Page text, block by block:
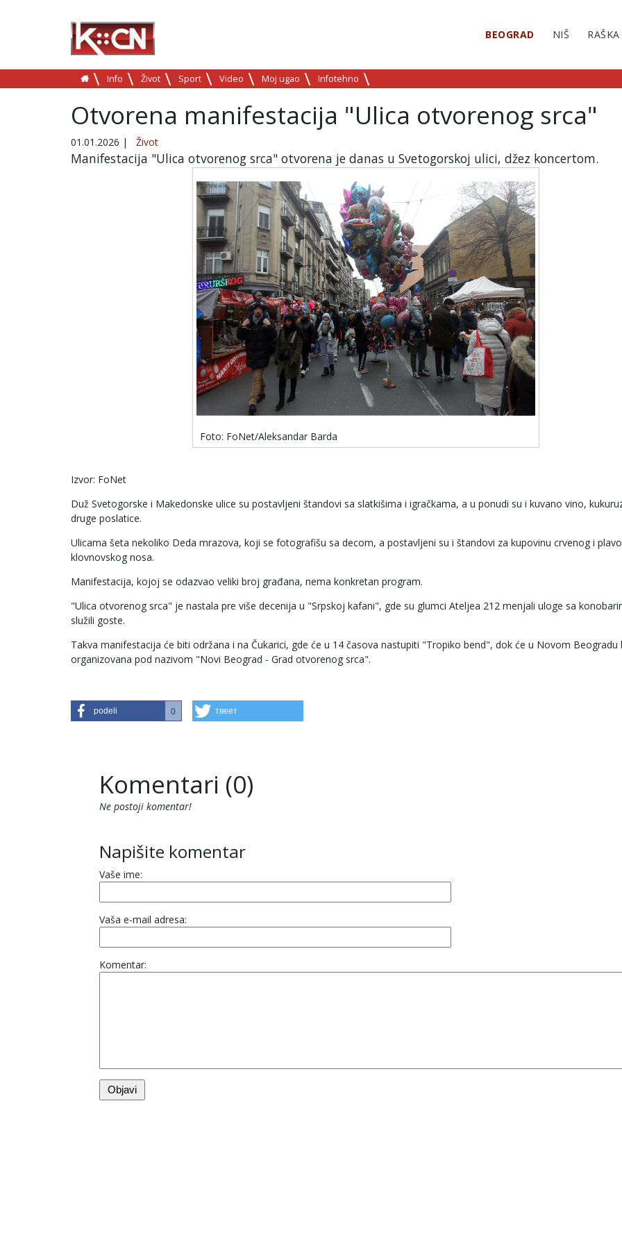
BEOGRAD NIŠ RAŠKA
Info Život Sport Video Moj ugao Infotehno
Otvorena manifestacija "Ulica otvorenog srca"
01.01.2026 | Život
Manifestacija "Ulica otvorenog srca" otvorena je danas u Svetogorskoj ulici, džez koncertom.
Foto: FoNet/Aleksandar Barda
Izvor: FoNet
Duž Svetogorske i Makedonske ulice su postavljeni štandovi sa slatkišima i igračkama, a u ponudi su i kuvano vino,
druge poslatice.
Ulicama šeta nekoliko Deda mrazova, koji se fotografišu sa decom, a postavljeni su i štandovi za kupovinu crvenog i
klovnovskog nosa.
Manifestacija, kojoj se odazvao veliki broj građana, nema konkretan program.
"Ulica otvorenog srca" je nastala pre više decenija u "Srpskoj kafani", gde su glumci Ateljea 212 menjali uloge sa
služili goste.
Takva manifestacija će biti održana i na Čukarici, gde će u 14 časova nastupiti "Tropiko bend", dok će u Novom Beogradu
organizovana pod nazivom "Novi Beograd - Grad otvorenog srca".
podeli 0 твеет
Komentari (0)
Ne postoji komentar!
Napišite komentar
Vaše ime:
Vaša e-mail adresa:
Komentar: